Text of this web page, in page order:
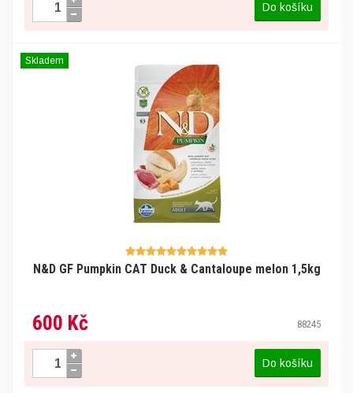
Do košíku
N&D GF Pumpkin CAT Duck & Cantaloupe melon 1,5kg
600 Kč 88245
Skladem
Do košíku